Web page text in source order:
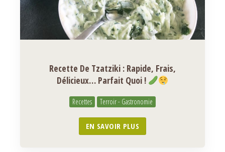
Recette De Tzatziki : Rapide, Frais,
Délicieux… Parfait Quoi !
Recettes Terroir - Gastronomie
EN SAVOIR PLUS